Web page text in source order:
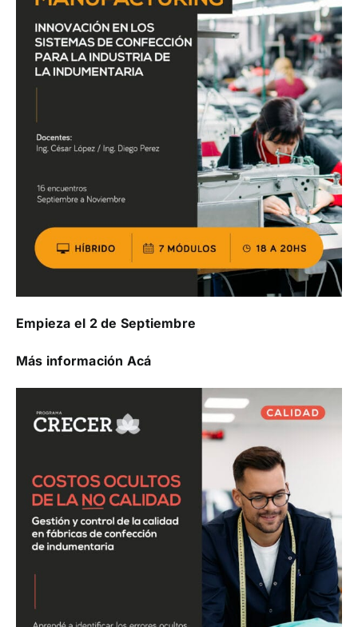
Empieza el 2 de Septiembre
Más información Acá